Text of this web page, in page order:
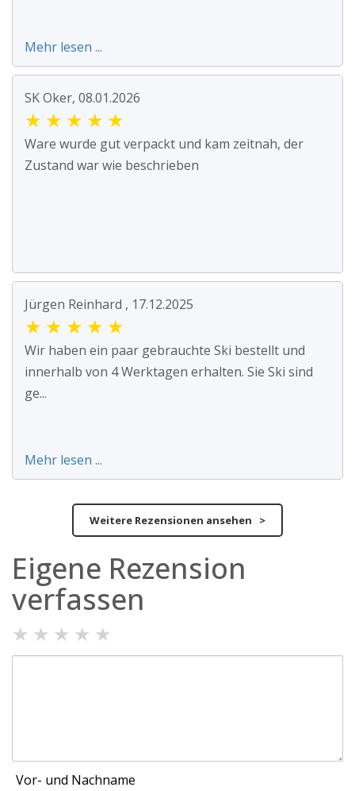
Mehr lesen ...
SK Oker, 08.01.2026
★ ★ ★ ★ ★
Ware wurde gut verpackt und kam zeitnah, der
Zustand war wie beschrieben
Jürgen Reinhard , 17.12.2025
★ ★ ★ ★ ★
Wir haben ein paar gebrauchte Ski bestellt und
innerhalb von 4 Werktagen erhalten. Sie Ski sind
ge...
Mehr lesen ...
Weitere Rezensionen ansehen >
Eigene Rezension
verfassen
★ ★ ★ ★ ★
Vor- und Nachname